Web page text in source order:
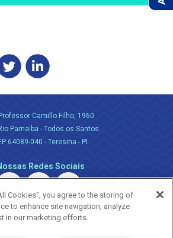
Camillo Filho, 1960
Parnaiba - Todos os Santos
64089-040 - Teresina - PI
Redes Sociais
Cookies”, you agree to the storing of
to enhance site navigation, analyze
in our marketing efforts.